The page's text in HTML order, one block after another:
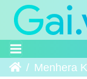
Trang chủMenhera Karin-